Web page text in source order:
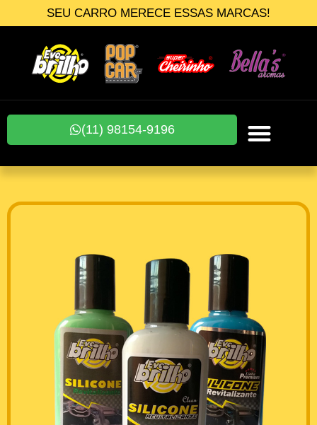
SEU CARRO MERECE ESSAS MARCAS!
(11) 98154-9196